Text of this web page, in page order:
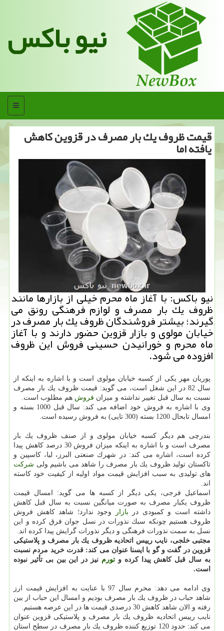
نیو باکس
منو
قیمت ظروف یك بار مصرف در قزوین كاهش
یافته اما
نیو باكس: با آغاز ماه محرم خیلی از بازارها مانند
ظروف یك بار مصرف و لوازم فرهنگی رونق می
گیرند؛ بیشتر فروشندگان ظروف یك بار مصرف در
خیابان مولوی و بازار قزوین حضور دارند و با آغاز
ماه محرم و خورانیدن حسینی فروش این ظروف
افزوده می شود.
پوریان مهر یكی از كسبه خیابان مولوی است و با اشاره به اینكه از
سال 82 در این شغل است، می گوید: قیمت ظروف یك بار مصرف
نسبت به سال قبل تغییر نداشته و میزان فروش هم مطلوب است.
وی با اشاره به فروش خود اضافه می كند: سال قبل 1000 بسته و
امسال تابحال 1200 بسته (300 تایی) به فروش رسیده است.
بندرچی هم دیگر كسبه خیابان مولوی و از صنف ظروف یك بار
مصرف است و با اشاره به اینكه میزان فروش 30 درصد كاهش پیدا
كرده است، اشاره می كند: در شهرك صنعتی البرز، لیا، كاسپین و
تاكستان تولید ظروف یك بار مصرف را شاهد می باشیم ولی شركت
های تولیدی به سبب افزایش قیمت مواد اولیه از كیفیت خود كاسته
اند.
اسماعیل فرجی، یكی دیگر از كسبه ها می گوید: امسال قیمت
ظروف یكبار مصرف به صورت میانگین نسبت به سال قبل كاهش
داشته است و كمبودی در بازار
وجود ندارد؛ شاهد كاهش فروش
ظروف هستیم چونكه سبك نذورات در نسل جوان فرق كرده و این
نسل به سمت نذورات فرهنگی و دیگر نذورات گرایش پیدا كرده اند.
مجتبی خلجی، نایب رییس اتحادیه ظروف یك بار مصرف و پلاستیكی
قزوین در گفت و گو با ایسنا عنوان می كند: قدرت خرید مردم نسبت
به سال قبل كاهش پیدا كرده و تورم نیز در این بین بی تأثیر نبوده
است.
وی ادامه می دهد: محرم سال 97 با عنایت به افزایش قیمت ارز
شاهد حباب در ظروف یك بار مصرف بودیم و امسال این حباب از بین
رفته و الان شاهد كاهش 30 درصدی قیمت ها در این عرصه هستیم.
نایب رییس اتحادیه ظروف یك بار مصرف و پلاستیكی قزوین عنوان
می كند: حدود 120 توزیع كننده ظروف یك بار مصرف در سطح استان